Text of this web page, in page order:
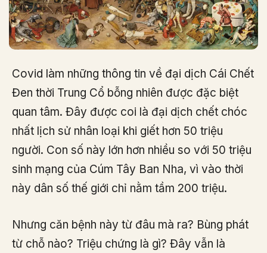
Covid làm những thông tin về đại dịch Cái Chết
Đen thời Trung Cổ bỗng nhiên được đặc biệt
quan tâm. Đây được coi là đại dịch chết chóc
nhất lịch sử nhân loại khi giết hơn 50 triệu
người. Con số này lớn hơn nhiều so với 50 triệu
sinh mạng của Cúm Tây Ban Nha, vì vào thời
này dân số thế giới chỉ nằm tầm 200 triệu.
Nhưng căn bệnh này từ đâu mà ra? Bùng phát
từ chỗ nào? Triệu chứng là gì? Đây vẫn là